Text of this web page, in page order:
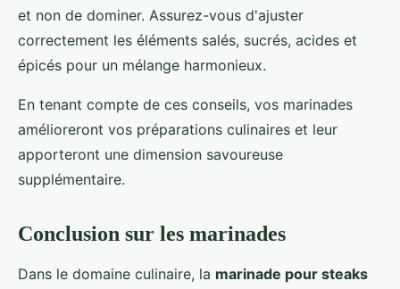
et non de dominer. Assurez-vous d'ajuster
correctement les éléments salés, sucrés, acides et
épicés pour un mélange harmonieux.
En tenant compte de ces conseils, vos marinades
amélioreront vos préparations culinaires et leur
apporteront une dimension savoureuse
supplémentaire.
Conclusion sur les marinades
Dans le domaine culinaire, la marinade pour steaks